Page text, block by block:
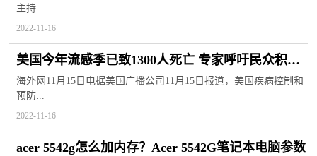
主持...
2022-11-16
美国今年流感季已致1300人死亡 专家呼吁民众积极
接种疫苗
海外网11月15日电据美国广播公司11月15日报道，美国疾病控制和
预防...
2022-11-16
acer 5542g怎么加内存？Acer 5542G笔记本电脑参数